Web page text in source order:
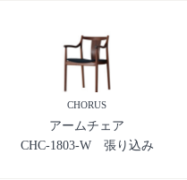
CHORUS
アームチェア
CHC-1803-W 張り込み